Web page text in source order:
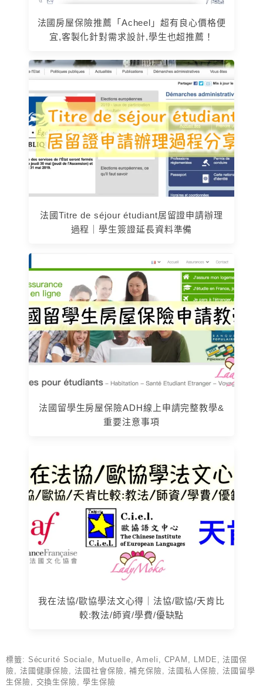
法國房屋保險推薦「Acheel」超有良心價格便
宜,客製化針對需求設計,學生也超推薦！
法國Titre de séjour étudiant居留證申請辦理
過程｜學生簽證延長資料準備
法國留學生房屋保險ADH線上申請完整教學&
重要注意事項
我在法協/歐協學法文心得｜法協/歐協/天肯比
較:教法/師資/學費/優缺點
標籤: Sécurité Sociale Mutuelle ,Ameli CPAM LMDE ,法國保
險
法國健康保險 ,法國社會保險 ,補充保險 法國私人保險 ,法國留學
生保險
交換生保險 學生保險